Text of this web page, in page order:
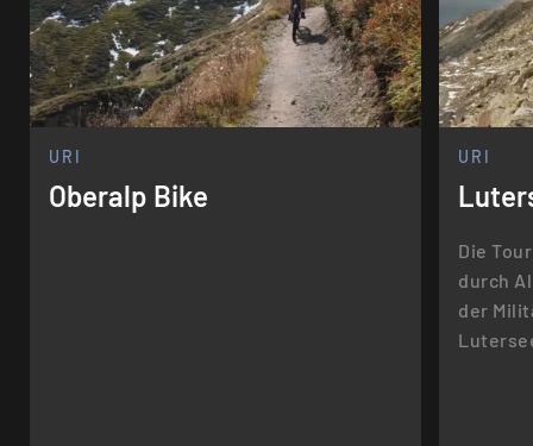
URI
Oberalp Bike
URI
Die
durch
der